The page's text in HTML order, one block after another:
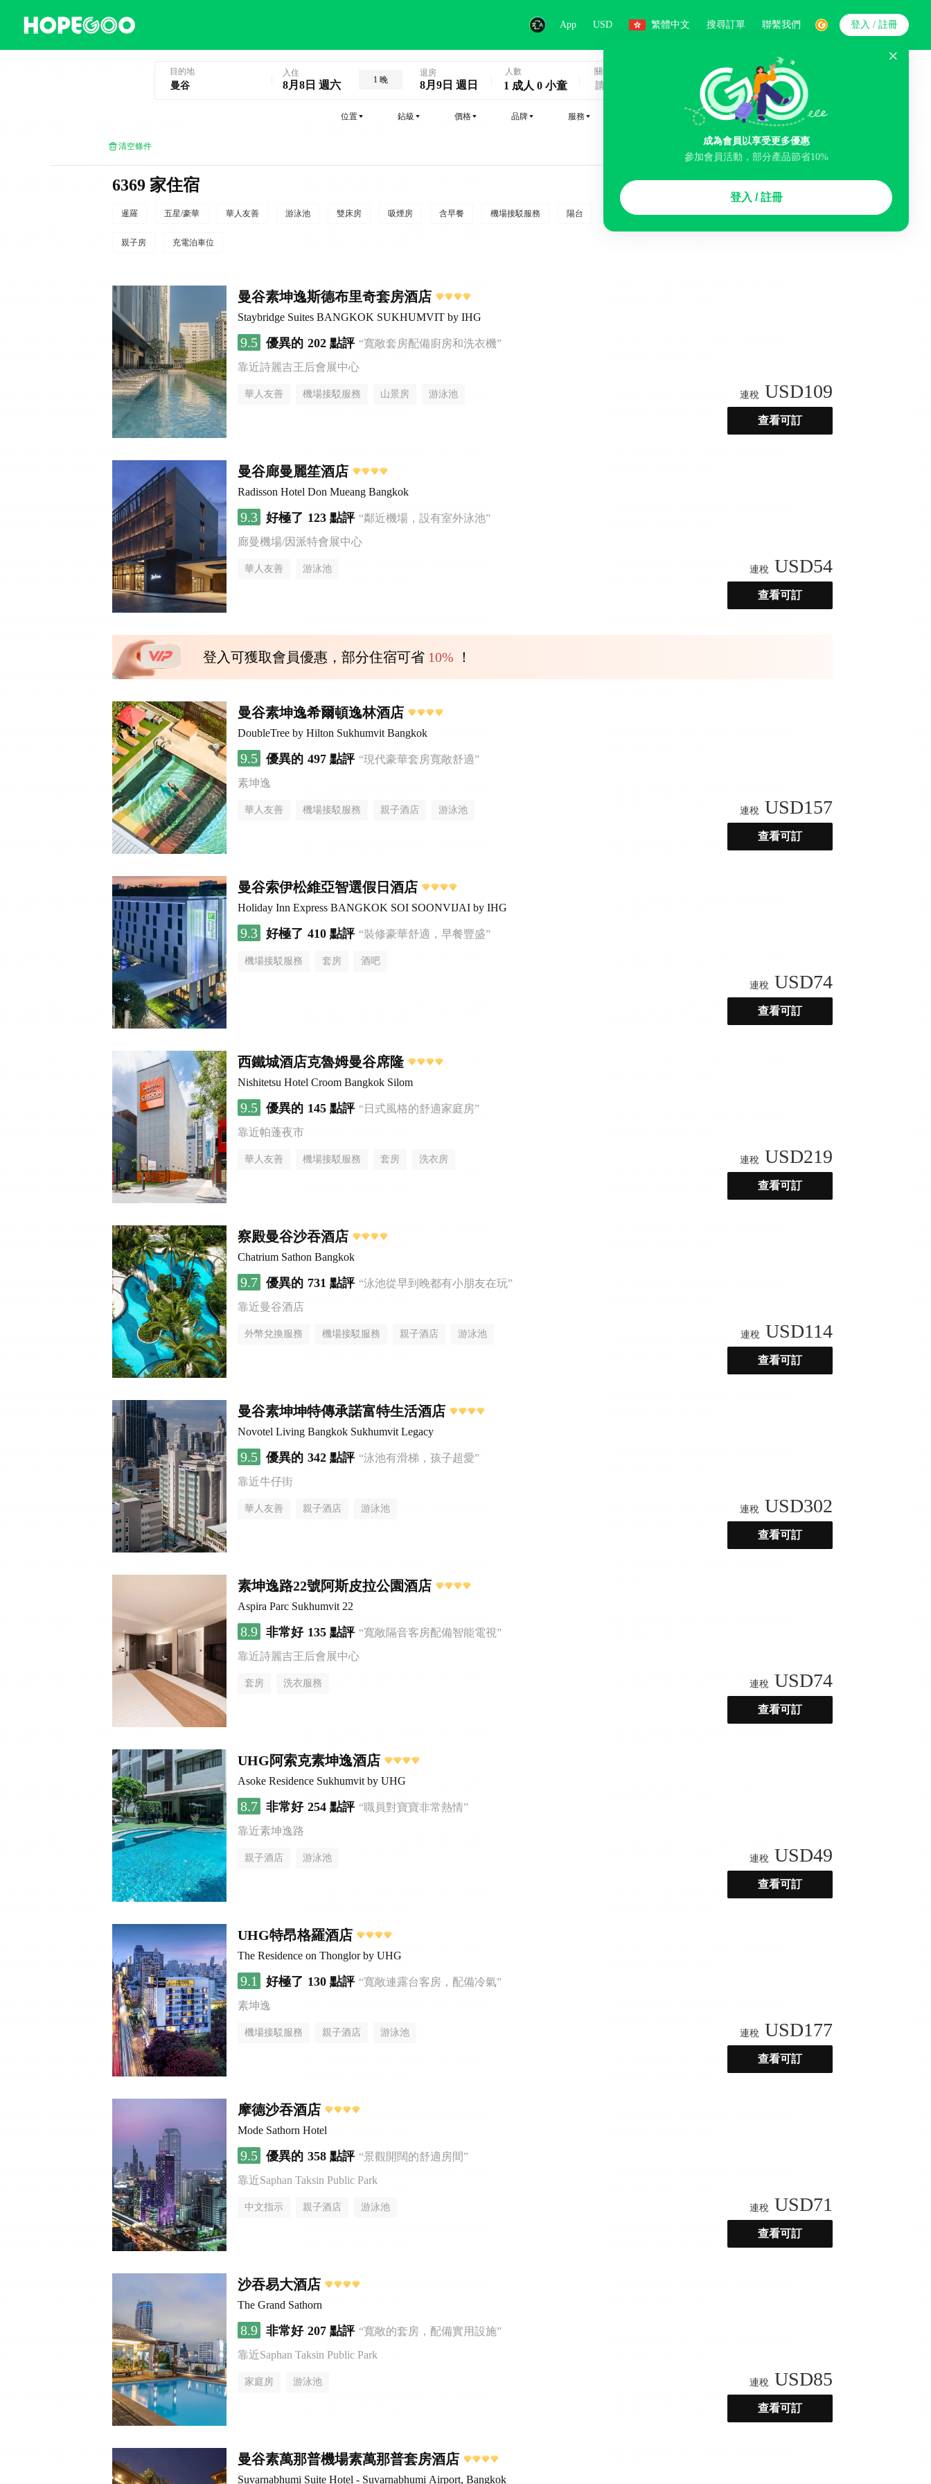
App USD 繁體中文 搜尋訂單 聯繫我們
成為會員以享受更多優惠
參加會員活動，部分產品節省10%
登入 / 註冊
登入 / 註冊
目的地 入住
8月8日 週六 1 晚
退房
8月9日 週日
人數
1 成人 0 小童
關鍵字
搜索
位置 鉆級 價格 品牌 服務
清空條件
6369 家住宿
暹羅 五星/豪華 華人友善 游泳池 雙床房 吸煙房 含早餐 機場接駁服務 陽台 行李寄存服務 免費取消 民宿 泊車場
親子房 充電泊車位
曼谷素坤逸斯德布里奇套房酒店
Staybridge Suites BANGKOK SUKHUMVIT by IHG
9.5 優異的 202 點評 “寬敞套房配備廚房和洗衣機”
靠近詩麗吉王后會展中心
華人友善 機場接駁服務 山景房 游泳池 連稅 USD109
查看可訂
曼谷廊曼麗笙酒店
Radisson Hotel Don Mueang Bangkok
9.3 好極了 123 點評 “鄰近機場，設有室外泳池”
廊曼機場/因派特會展中心
華人友善 游泳池 連稅 USD54
查看可訂
登入可獲取會員優惠，部分住宿可省 10% ！
曼谷素坤逸希爾頓逸林酒店
DoubleTree by Hilton Sukhumvit Bangkok
9.5 優異的 497 點評 “現代豪華套房寬敞舒適”
素坤逸
華人友善 機場接駁服務 親子酒店 游泳池 連稅 USD157
查看可訂
曼谷索伊松維亞智選假日酒店
Holiday Inn Express BANGKOK SOI SOONVIJAI by IHG
9.3 好極了 410 點評 “裝修豪華舒適，早餐豐盛”
機場接駁服務 套房 酒吧
連稅 USD74
查看可訂
西鐵城酒店克魯姆曼谷席隆
Nishitetsu Hotel Croom Bangkok Silom
9.5 優異的 145 點評 “日式風格的舒適家庭房”
靠近帕蓬夜市
華人友善 機場接駁服務 套房 洗衣房 連稅 USD219
查看可訂
察殿曼谷沙吞酒店
Chatrium Sathon Bangkok
9.7 優異的 731 點評 “泳池從早到晚都有小朋友在玩”
靠近曼谷酒店
外幣兌換服務 機場接駁服務 親子酒店 游泳池 連稅 USD114
查看可訂
曼谷素坤坤特傳承諾富特生活酒店
Novotel Living Bangkok Sukhumvit Legacy
9.5 優異的 342 點評 “泳池有滑梯，孩子超愛”
靠近牛仔街
華人友善 親子酒店 游泳池 連稅 USD302
查看可訂
素坤逸路22號阿斯皮拉公園酒店
Aspira Parc Sukhumvit 22
8.9 非常好 135 點評 “寬敞隔音客房配備智能電視”
靠近詩麗吉王后會展中心
套房 洗衣服務 連稅 USD74
查看可訂
UHG阿索克素坤逸酒店
Asoke Residence Sukhumvit by UHG
8.7 非常好 254 點評 “職員對寶寶非常熱情”
靠近素坤逸路
親子酒店 游泳池 連稅 USD49
查看可訂
UHG特昂格羅酒店
The Residence on Thonglor by UHG
9.1 好極了 130 點評 “寬敞連露台客房，配備冷氣”
素坤逸
機場接駁服務 親子酒店 游泳池 連稅 USD177
查看可訂
摩德沙吞酒店
Mode Sathorn Hotel
9.5 優異的 358 點評 “景觀開闊的舒適房間”
靠近Saphan Taksin Public Park
中文指示 親子酒店 游泳池 連稅 USD71
查看可訂
沙吞易大酒店
The Grand Sathorn
8.9 非常好 207 點評 “寬敞的套房，配備實用設施”
靠近Saphan Taksin Public Park
家庭房 游泳池 連稅 USD85
查看可訂
曼谷素萬那普機場素萬那普套房酒店
Suvarnabhumi Suite Hotel - Suvarnabhumi Airport, Bangkok